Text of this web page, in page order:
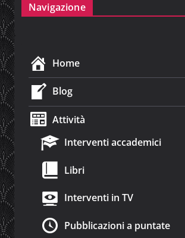
Navigazione
Home
Blog
Attività
Interventi accademici
Libri
Interventi in TV
Pubblicazioni a puntate